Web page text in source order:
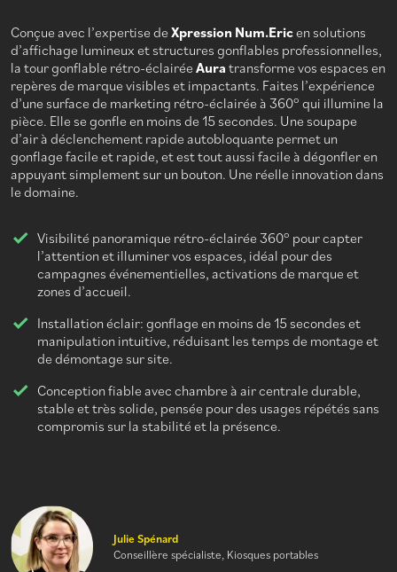
Conçue avec l’expertise de Xpression Num.Ericen solutions
d’affichage lumineux et structures gonflables professionnelles,
la tour gonflable rétro-éclairée Aura transforme vos espaces en
repères de marque visibles et impactants. Faites l’expérience
d’une surface de marketing rétro-éclairée à 360° qui illumine la
pièce. Elle se gonfle en moins de 15 secondes. Une soupape
d’air à déclenchement rapide autobloquante permet un
gonflage facile et rapide, et est tout aussi facile à dégonfler en
appuyant simplement sur un bouton. Une réelle innovation dans
le domaine.
Visibilité panoramique rétro-éclairée 360° pour capter
l’attention et illuminer vos espaces, idéal pour des
campagnes événementielles, activations de marque et
zones d’accueil.
Installation éclair: gonflage en moins de 15 secondes et
manipulation intuitive, réduisant les temps de montage et
de démontage sur site.
Conception fiable avec chambre à air centrale durable,
stable et très solide, pensée pour des usages répétés sans
compromis sur la stabilité et la présence.
Julie Spénard
Conseillère spécialiste, Kiosques portables